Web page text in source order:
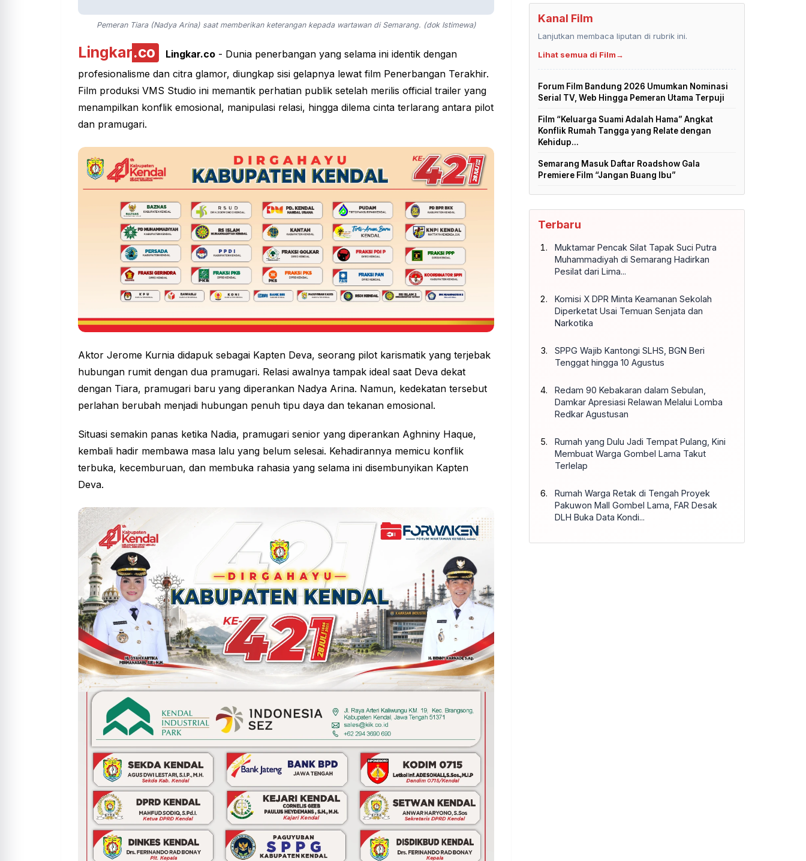
Pemeran Tiara (Nadya Arina) saat memberikan keterangan kepada wartawan di Semarang. (dok Istimewa)
Lingkar.co Lingkar.co- Dunia penerbangan yang selama ini identik dengan
profesionalisme dan citra glamor, diungkap sisi gelapnya lewat film Penerbangan Terakhir.
Film produksi VMS Studio ini memantik perhatian publik setelah merilis official trailer yang
menampilkan konflik emosional, manipulasi relasi, hingga dilema cinta terlarang antara pilot
dan pramugari.
Aktor Jerome Kurnia didapuk sebagai Kapten Deva, seorang pilot karismatik yang terjebak
hubungan rumit dengan dua pramugari. Relasi awalnya tampak ideal saat Deva dekat
dengan Tiara, pramugari baru yang diperankan Nadya Arina. Namun, kedekatan tersebut
perlahan berubah menjadi hubungan penuh tipu daya dan tekanan emosional.
Situasi semakin panas ketika Nadia, pramugari senior yang diperankan Aghniny Haque,
kembali hadir membawa masa lalu yang belum selesai. Kehadirannya memicu konflik
terbuka, kecemburuan, dan membuka rahasia yang selama ini disembunyikan Kapten
Deva.
Kanal Film
Lanjutkan membaca liputan di rubrik ini.
Lihat semua di Film→
Forum Film Bandung 2026 Umumkan Nominasi
Serial TV, Web Hingga Pemeran Utama Terpuji
Film “Keluarga Suami Adalah Hama” Angkat
Konflik Rumah Tangga yang Relate dengan
Kehidup...
Semarang Masuk Daftar Roadshow Gala
Premiere Film “Jangan Buang Ibu”
Terbaru
Muktamar Pencak Silat Tapak Suci Putra
Muhammadiyah di Semarang Hadirkan
Pesilat dari Lima...
Komisi X DPR Minta Keamanan Sekolah
Diperketat Usai Temuan Senjata dan
Narkotika
SPPG Wajib Kantongi SLHS, BGN Beri
Tenggat hingga 10 Agustus
Redam 90 Kebakaran dalam Sebulan,
Damkar Apresiasi Relawan Melalui Lomba
Redkar Agustusan
Rumah yang Dulu Jadi Tempat Pulang, Kini
Membuat Warga Gombel Lama Takut
Terlelap
Rumah Warga Retak di Tengah Proyek
Pakuwon Mall Gombel Lama, FAR Desak
DLH Buka Data Kondi...